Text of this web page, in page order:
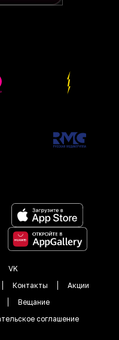
VK
Контакты
Акции
Вещание
соглашение